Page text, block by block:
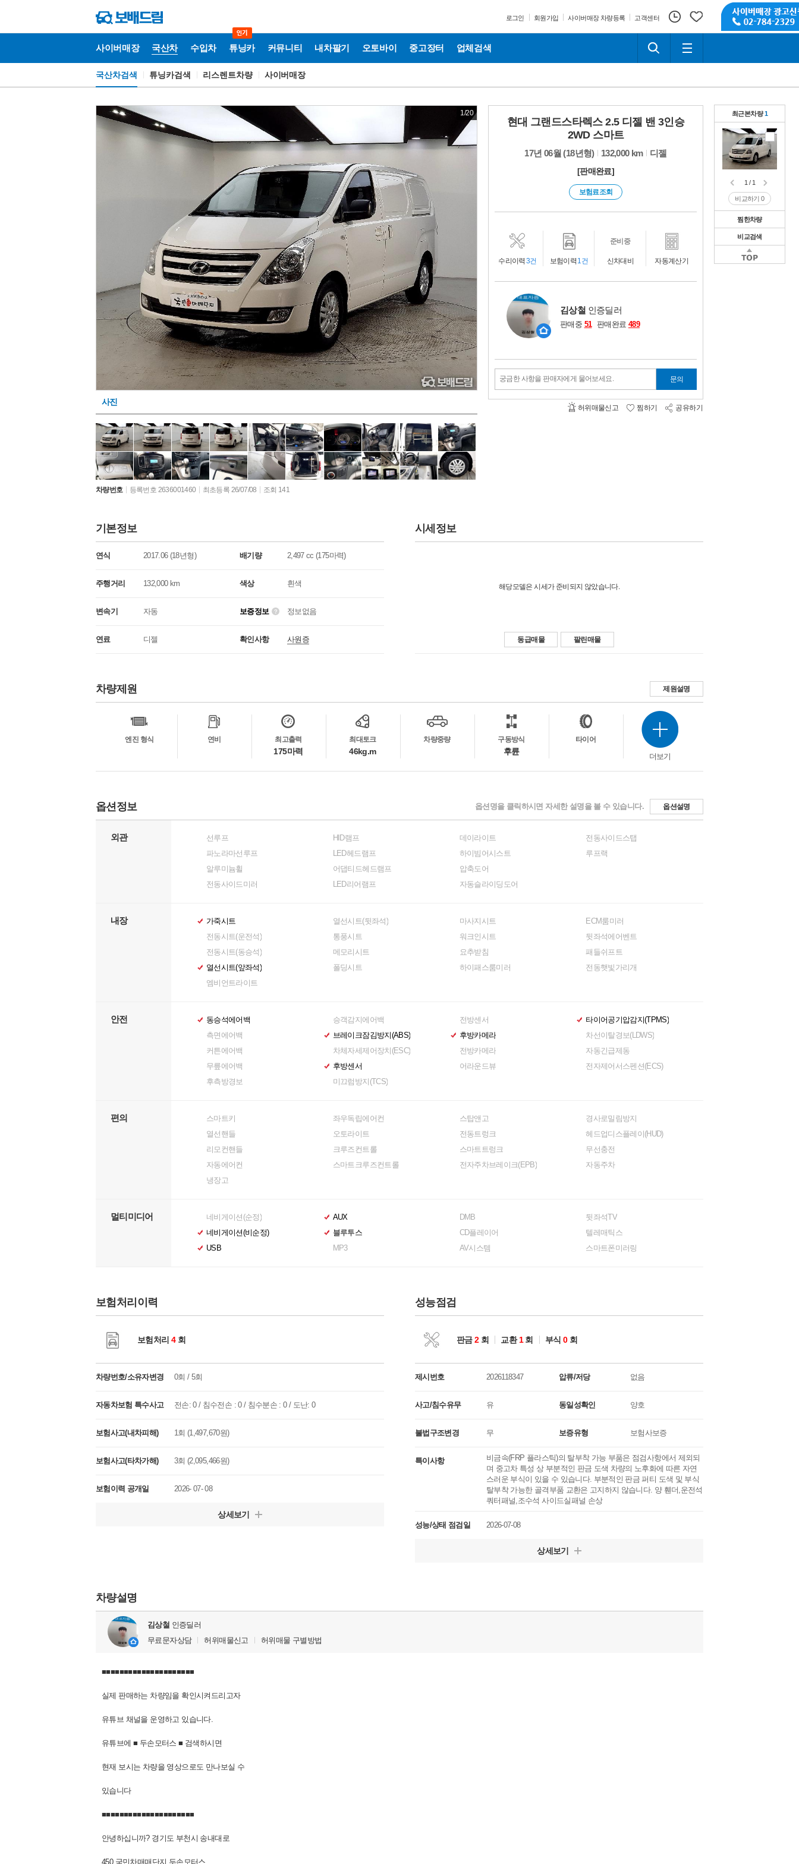
로그인 회원가입 사이버매장 차량등록 고객센터
사이버매장 국산차 수입차 튜닝카 커뮤니티 내차팔기 오토바이 중고장터 업체검색
국
국산차검색 튜닝카검색 리스렌트차량 사이버매장
1/20
사진
차량번호 등록번호 2636001460 최초등록 26/07/08 조회 141
현대 그랜드스타렉스 2.5 디젤 밴 3인승
2WD 스마트
17년 06월 (18년형) 132,000 km 디젤
[판매완료]
보험료조회
수리이력 3건 보험이력 1건 신차대비
준비중
자동계산기
김상철 인증딜러
판매중 51 판매완료 489
궁금한 사항을 판매자에게 물어보세요. 문의
허위매물신고 찜하기 공유하기
기본정보
연식 2017.06 (18년형) 배기량 2,497 cc (175마력)
주행거리 132,000 km 색상 흰색
변속기 자동 보증정보 정보없음
연료 디젤 확인사항 사원증
시세정보
해당모델은 시세가 준비되지 않았습니다.
동급매물 팔린매물
차량제원
제원설명
엔진 형식
연비 최고출력
175마력
최대토크
46kg.m
차량중량 구동방식
후륜
타이어
더보기
옵션정보 옵션명을 클릭하시면 자세한 설명을 볼 수 있습니다. 옵션설명
외관
선루프
파노라마선루프
알루미늄휠
전동사이드미러
HID램프
LED헤드램프
어댑티드헤드램프
LED리어램프
데이라이트
하이빔어시스트
압축도어
자동슬라이딩도어
전동사이드스탭
루프랙
내장
가죽시트
전동시트(운전석)
전동시트(동승석)
열선시트(앞좌석)
열선시트(뒷좌석)
통풍시트
메모리시트
폴딩시트
마사지시트
워크인시트
요추받침
하이패스룸미러
ECM룸미러
뒷좌석에어벤트
패들쉬프트
전동햇빛가리개
엠비언트라이트
안전
동승석에어백
측면에어백
커튼에어백
무릎에어백
승객감지에어백
브레이크잠김방지(ABS)
차체자세제어장치(ESC)
후방센서
전방센서
후방카메라
전방카메라
어라운드뷰
타이어공기압감지(TPMS)
차선이탈경보(LDWS)
자동긴급제동
전자제어서스펜션(ECS)
후측방경보
미끄럼방지(TCS)
편의
스마트키
열선핸들
리모컨핸들
자동에어컨
좌우독립에어컨
오토라이트
크루즈컨트롤
스마트크루즈컨트롤
스탑앤고
전동트렁크
스마트트렁크
전자주차브레이크(EPB)
경사로밀림방지
헤드업디스플레이(HUD)
무선충전
자동주차
냉장고
멀티미디어
네비게이션(순정)
네비게이션(비순정)
USB
AUX
블루투스
MP3
DMB
CD플레이어
AV시스템
뒷좌석TV
텔레매틱스
스마트폰미러링
보험처리이력
보험처리 4회
차량번호/소유자변경 0회 / 5회
자동차보험 특수사고 전손: 0 / 침수전손 : 0 / 침수분손 : 0 / 도난: 0
보험사고(내차피해) 1회 (1,497,670원)
보험사고(타차가해) 3회 (2,095,466원)
보험이력 공개일 2026- 07- 08
상세보기
성능점검
판금2회 교환1회 부식0회
제시번호 2026118347 압류/저당 없음
사고/침수유무 유 동일성확인 양호
불법구조변경 무 보증유형 보험사보증
특이사항
비금속(FRP 플라스틱)의 탈부착 가능 부품은 점검사항에서 제외되
며 중고차 특성 상 부분적인 판금 도색 차량의 노후화에 따른 자연
스러운 부식이 있을 수 있습니다. 부분적인 판금 퍼티 도색 및 부식
탈부착 가능한 골격부품 교환은 고지하지 않습니다. 양 휀더,운전석
쿼터패널,조수석 사이드실패널 손상
성능/상태 점검일 2026-07-08
상세보기
차량설명
김상철 인증딜러
무료문자상담
허위매물신고 허위매물 구별방법
■■■■■■■■■■■■■■■■■■■■■
실제 판매하는 차량임을 확인시켜드리고자
유튜브 채널을 운영하고 있습니다.
유튜브에 ■ 두손모터스 ■ 검색하시면
현재 보시는 차량을 영상으로도 만나보실 수
있습니다
■■■■■■■■■■■■■■■■■■■■■
안녕하십니까? 경기도 부천시 송내대로
450 국민차매매단지 두손모터스
최근본차량1
1 / 1
비교하기0
찜한차량
1 / 1
비교하기
비교검색
1 / 1